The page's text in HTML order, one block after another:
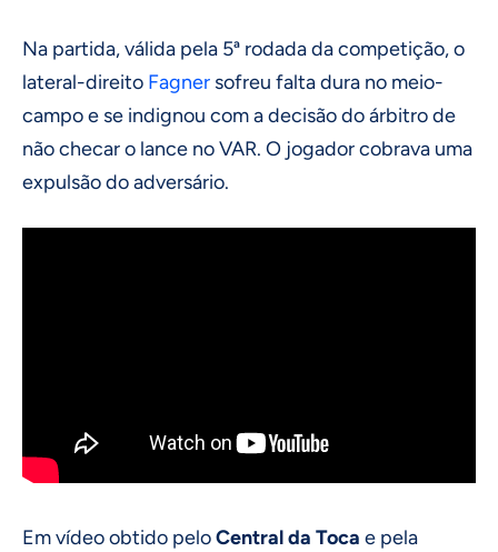
Na partida, válida pela 5ª rodada da competição, o
lateral-direito Fagner sofreu falta dura no meio-
campo e se indignou com a decisão do árbitro de
não checar o lance no VAR. O jogador cobrava uma
expulsão do adversário.
Em vídeo obtido peloCentral da Toca e pela